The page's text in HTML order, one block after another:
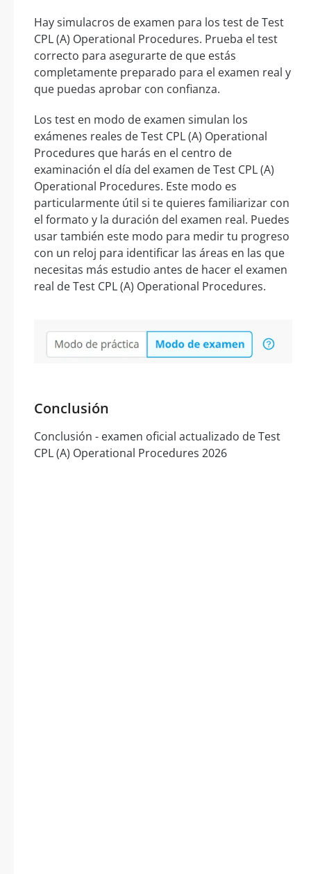
Hay simulacros de examen para los test de Test
CPL (A) Operational Procedures. Prueba el test
correcto para asegurarte de que estás
completamente preparado para el examen real y
que puedas aprobar con confianza.
Los test en modo de examen simulan los
exámenes reales de Test CPL (A) Operational
Procedures que harás en el centro de
examinación el día del examen de Test CPL (A)
Operational Procedures. Este modo es
particularmente útil si te quieres familiarizar con
el formato y la duración del examen real. Puedes
usar también este modo para medir tu progreso
con un reloj para identificar las áreas en las que
necesitas más estudio antes de hacer el examen
real de Test CPL (A) Operational Procedures.
Conclusión
Conclusión - examen oficial actualizado de Test
CPL (A) Operational Procedures 2026